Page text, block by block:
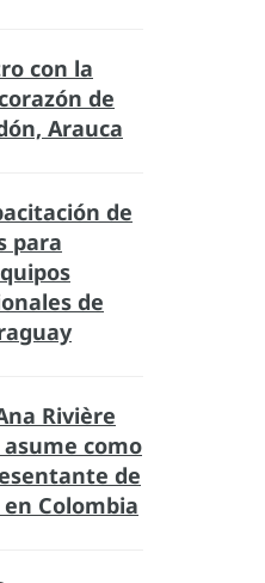
con la
de
Arauca
de
para
de
Rivière
como
de
en Colombia